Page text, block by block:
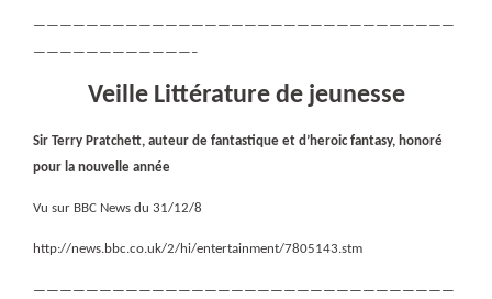
————————————————————————————————
————————————–
Veille Littérature de jeunesse
Sir Terry Pratchett, auteur de fantastique et d’heroic fantasy, honoré
pour la nouvelle année
Vu sur BBC News du 31/12/8
http://news.bbc.co.uk/2/hi/entertainment/7805143.stm
————————————————————————————————